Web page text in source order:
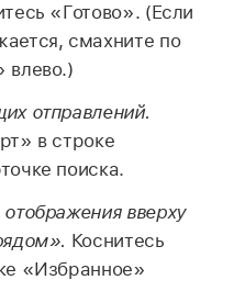
«Готово». (Если
смахните по
влево.)
отправлений.
в строке
поиска.
вверху
Коснитесь
«Избранное»